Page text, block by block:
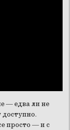
— едва ли не
просто — и с